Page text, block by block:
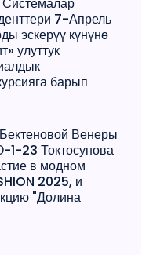
7-Апрель
эскерүү күнүнө
улуттук
барып
Венеры
1-23 Токтосунова
в модном
2025, и
"Долина